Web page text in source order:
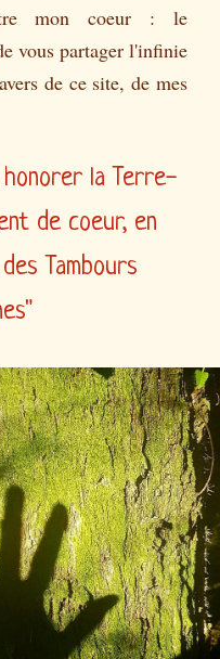
mon coeur : le
vous partager l'infinie
de ce site, de mes
honorer la Terre-
de coeur, en
Tambours